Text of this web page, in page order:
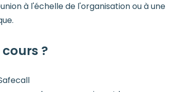
à l'échelle de l'organisation ou à une
?